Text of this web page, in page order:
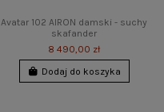
Avatar 102 AIRON damski - suchy
skafander
8 490,00 zł
Dodaj do koszyka